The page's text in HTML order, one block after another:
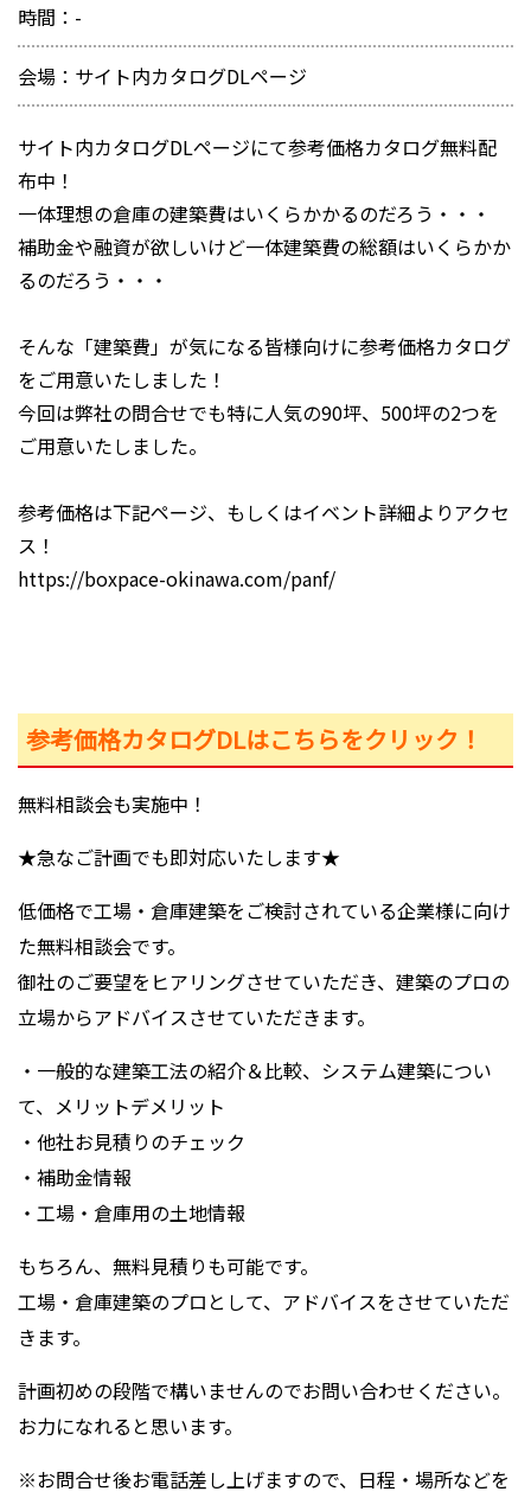
時間：-
会場：サイト内カタログDLページ
サイト内カタログDLページにて参考価格カタログ無料配
布中！
一体理想の倉庫の建築費はいくらかかるのだろう・・・
補助金や融資が欲しいけど一体建築費の総額はいくらかか
るのだろう・・・
そんな「建築費」が気になる皆様向けに参考価格カタログ
をご用意いたしました！
今回は弊社の問合せでも特に人気の90坪、500坪の2つを
ご用意いたしました。
参考価格は下記ページ、もしくはイベント詳細よりアクセ
ス！
https://boxpace-okinawa.com/panf/
参考価格カタログDLはこちらをクリック！
無料相談会も実施中！
★急なご計画でも即対応いたします★
低価格で工場・倉庫建築をご検討されている企業様に向け
た無料相談会です。
御社のご要望をヒアリングさせていただき、建築のプロの
立場からアドバイスさせていただきます。
・一般的な建築工法の紹介＆比較、システム建築につい
て、メリットデメリット
・他社お見積りのチェック
・補助金情報
・工場・倉庫用の土地情報
もちろん、無料見積りも可能です。
工場・倉庫建築のプロとして、アドバイスをさせていただ
きます。
計画初めの段階で構いませんのでお問い合わせください。
お力になれると思います。
※お問合せ後お電話差し上げますので、日程・場所などを